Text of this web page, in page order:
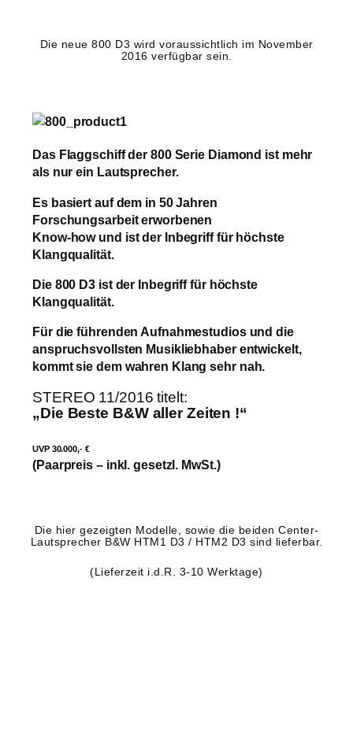
Die neue 800 D3 wird voraussichtlich im November
2016 verfügbar sein.
Das Flaggschiff der 800 Serie Diamond ist mehr
als nur ein Lautsprecher.
Es basiert auf dem in 50 Jahren
Forschungsarbeit erworbenen
Know-how und ist der Inbegriff für höchste
Klangqualität.
Die 800 D3 ist der Inbegriff für höchste
Klangqualität.
Für die führenden Aufnahmestudios und die
anspruchsvollsten Musikliebhaber entwickelt,
kommt sie dem wahren Klang sehr nah.
STEREO 11/2016 titelt:
„Die Beste B&W aller Zeiten !“
UVP 30.000,- €
(Paarpreis – inkl. gesetzl. MwSt.)
Die hier gezeigten Modelle, sowie die beiden Center-
Lautsprecher B&W HTM1 D3 / HTM2 D3 sind lieferbar.
(Lieferzeit i.d.R. 3-10 Werktage)